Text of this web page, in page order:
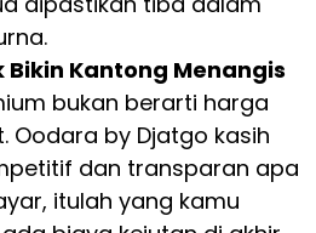
Bikin Kantong Menangis
bukan berarti harga
Oodara by Djatgo kasih
dan transparan apa
itulah yang kamu